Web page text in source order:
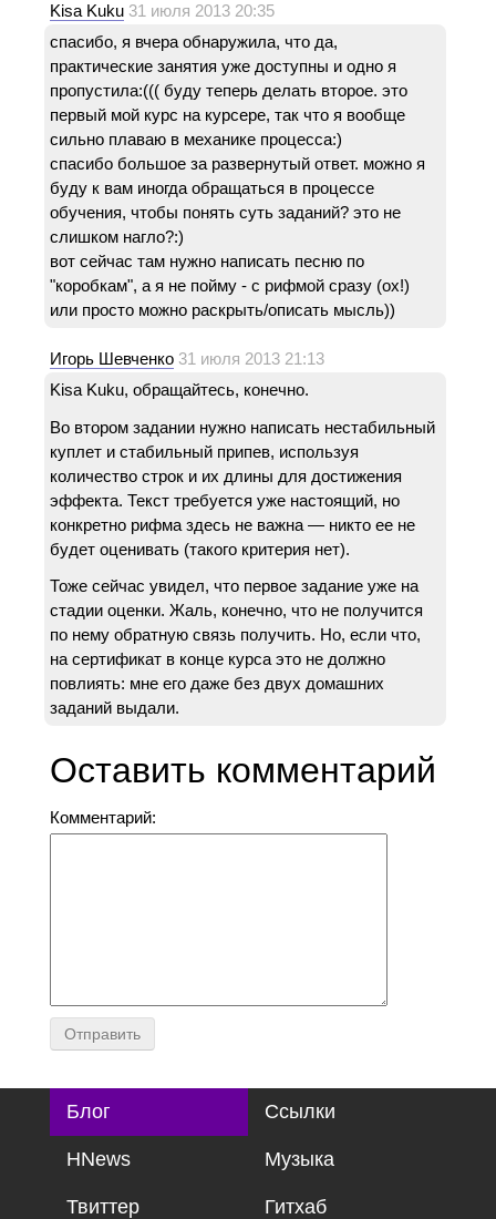
Kisa Kuku 31 июля 2013 20:35
спасибо, я вчера обнаружила, что да,
практические занятия уже доступны и одно я
пропустила:((( буду теперь делать второе. это
первый мой курс на курсере, так что я вообще
сильно плаваю в механике процесса:)
спасибо большое за развернутый ответ. можно я
буду к вам иногда обращаться в процессе
обучения, чтобы понять суть заданий? это не
слишком нагло?:)
вот сейчас там нужно написать песню по
"коробкам", а я не пойму - с рифмой сразу (ох!)
или просто можно раскрыть/описать мысль))
Игорь Шевченко 31 июля 2013 21:13
Kisa Kuku, обращайтесь, конечно.
Во втором задании нужно написать нестабильный
куплет и стабильный припев, используя
количество строк и их длины для достижения
эффекта. Текст требуется уже настоящий, но
конкретно рифма здесь не важна — никто ее не
будет оценивать (такого критерия нет).
Тоже сейчас увидел, что первое задание уже на
стадии оценки. Жаль, конечно, что не получится
по нему обратную связь получить. Но, если что,
на сертификат в конце курса это не должно
повлиять: мне его даже без двух домашних
заданий выдали.
Оставить комментарий
Комментарий:
Блог Ссылки
HNews Музыка
Твиттер Гитхаб